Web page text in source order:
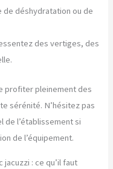
de déshydratation ou de
des vertiges, des
profiter pleinement des
sérénité. N’hésitez pas
de l’établissement si
de l’équipement.
: ce qu’il faut